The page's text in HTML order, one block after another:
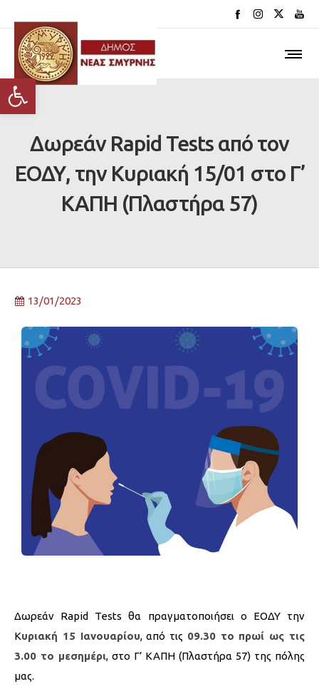
Ανοίξτε τη γραμμή εργαλείων
Δωρεάν Rapid Tests από τον
ΕΟΔΥ, την Κυριακή 15/01 στο Γ’
ΚΑΠΗ (Πλαστήρα 57)
13/01/2023
Δωρεάν Rapid Tests θα πραγματοποιήσει ο ΕΟΔΥ την
Κυριακή 15 Ιανουαρίου, από τις 09.30 το πρωί ως τις
3.00 το μεσημέρι, στο Γ’ ΚΑΠΗ (Πλαστήρα 57) της πόλης
μας.